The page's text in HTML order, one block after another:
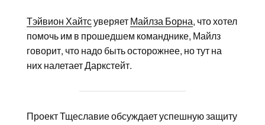
Тэйвион Хайтсуверяет Майлза Борна, что хотел
помочь им в прошедшем команднике, Майлз
говорит, что надо быть осторожнее, но тут на
них налетает Даркстейт.
Проект Тщеславие обсуждает успешную защиту